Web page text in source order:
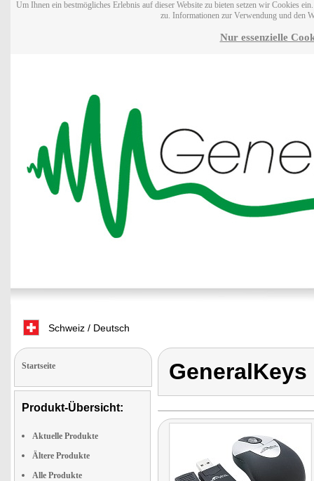
Um Ihnen ein bestmögliches Erlebnis auf dieser Website zu bieten setzen wir Cookies
zu. Informationen zur Verwendung und den
Nur essenzielle
Schweiz / Deutsch
Startseite
Produkt-Übersicht:
Aktuelle Produkte
Ältere Produkte
Alle Produkte
GeneralKeys